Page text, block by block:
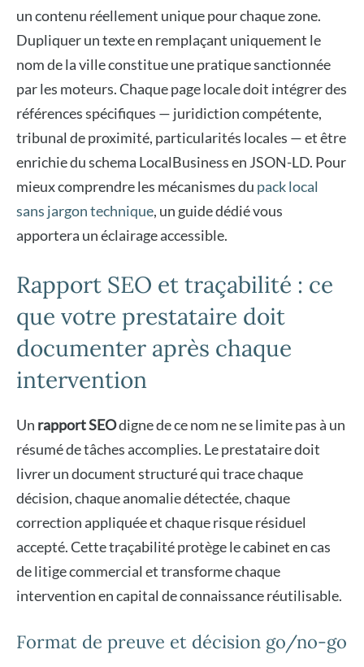
un contenu réellement unique pour chaque zone.
Dupliquer un texte en remplaçant uniquement le
nom de la ville constitue une pratique sanctionnée
par les moteurs. Chaque page locale doit intégrer des
références spécifiques — juridiction compétente,
tribunal de proximité, particularités locales — et être
enrichie du schema LocalBusiness en JSON-LD. Pour
mieux comprendre les mécanismes du pack local
sans jargon technique, un guide dédié vous
apportera un éclairage accessible.
Rapport SEO et traçabilité : ce
que votre prestataire doit
documenter après chaque
intervention
Un rapport SEOdigne de ce nom ne se limite pas à un
résumé de tâches accomplies. Le prestataire doit
livrer un document structuré qui trace chaque
décision, chaque anomalie détectée, chaque
correction appliquée et chaque risque résiduel
accepté. Cette traçabilité protège le cabinet en cas
de litige commercial et transforme chaque
intervention en capital de connaissance réutilisable.
Format de preuve et décision go/no-go